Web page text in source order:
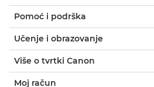
Pomoć i podrška
Učenje i obrazovanje
Više o tvrtki Canon
Moj račun